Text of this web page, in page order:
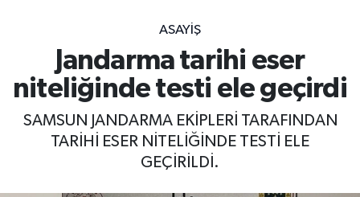
ASAYIŞ
Jandarma tarihi eser
niteliğinde testi ele geçirdi
SAMSUN JANDARMA EKİPLERİ TARAFINDAN
TARİHİ ESER NİTELİĞİNDE TESTİ ELE
GEÇİRİLDİ.